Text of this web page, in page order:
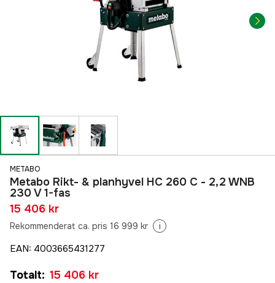
METABO
Metabo Rikt- & planhyvel HC 260 C - 2,2 WNB
230 V 1-fas
15 406 kr
Rekommenderat ca. pris 16 999 kr i
EAN: 4003665431277
Totalt: 15 406 kr